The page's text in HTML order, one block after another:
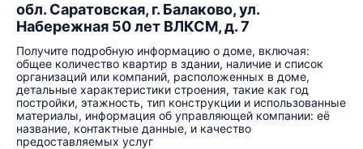
обл. Саратовская, г. Балаково, ул.
Набережная 50 лет ВЛКСМ, д. 7
Получите подробную информацию о доме, включая:
общее количество квартир в здании, наличие и список
организаций или компаний, расположенных в доме,
детальные характеристики строения, такие как год
постройки, этажность, тип конструкции и использованные
материалы, информация об управляющей компании: её
название, контактные данные, и качество
предоставляемых услуг